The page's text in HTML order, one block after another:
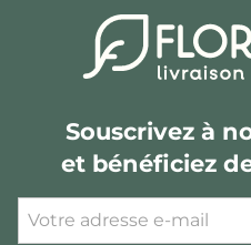
Souscrivez à
et bénéficiez